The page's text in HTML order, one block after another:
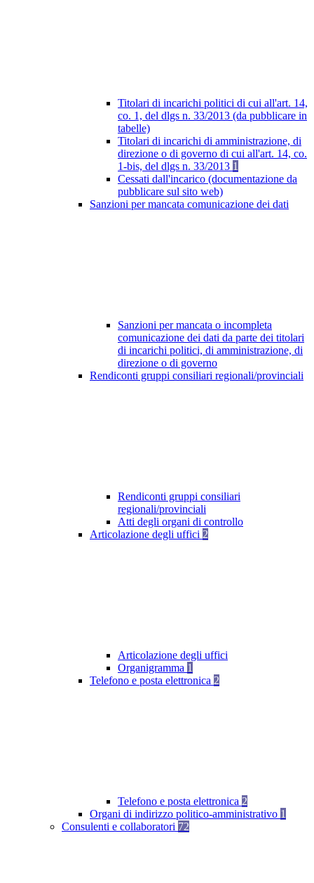
Titolari di incarichi politici di cui all'art. 14,
co. 1, del dlgs n. 33/2013 (da pubblicare in
tabelle)
Titolari di incarichi di amministrazione, di
direzione o di governo di cui all'art. 14, co.
1-bis, del dlgs n. 33/2013 1
Cessati dall'incarico (documentazione da
pubblicare sul sito web)
Sanzioni per mancata comunicazione dei dati
Sanzioni per mancata o incompleta
comunicazione dei dati da parte dei titolari
di incarichi politici, di amministrazione, di
direzione o di governo
Rendiconti gruppi consiliari regionali/provinciali
Rendiconti gruppi consiliari
regionali/provinciali
Atti degli organi di controllo
Articolazione degli uffici 2
Articolazione degli uffici
Organigramma 1
Telefono e posta elettronica 2
Telefono e posta elettronica 2
Organi di indirizzo politico-amministrativo 1
Consulenti e collaboratori 72